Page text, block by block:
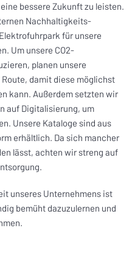
bessere Zukunft zu leisten.
Nachhaltigkeits-
für unsere
Um unsere CO2-
planen unsere
damit diese möglichst
kann. Außerdem setzten wir
auf Digitalisierung, um
Unsere Kataloge sind aus
erhältlich. Da sich mancher
lässt, achten wir streng auf
unseres Unternehmens ist
bemüht dazuzulernen und